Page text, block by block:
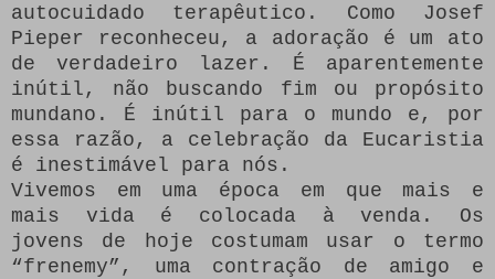
autocuidado terapêutico.
Como Josef
Pieper reconheceu, a adoração é um ato
de verdadeiro lazer.
É aparentemente
inútil, não buscando fim ou propósito
mundano.
É inútil para o mundo e, por
essa razão, a celebração da Eucaristia
é inestimável para nós.
Vivemos em uma época em que mais e
mais vida é colocada à venda.
Os
jovens de hoje costumam usar o termo
“frenemy”, uma contração de amigo e